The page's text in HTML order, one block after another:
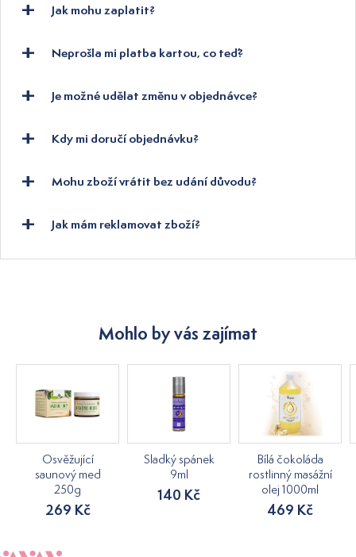
Jak mohu zaplatit?
Neprošla mi platba kartou, co teď?
Je možné udělat změnu v objednávce?
Kdy mi doručí objednávku?
Mohu zboží vrátit bez udání důvodu?
Jak mám reklamovat zboží?
Mohlo by vás zajímat
Osvěžující
saunový med
250g
269 Kč
Sladký spánek
9ml
140 Kč
Bílá čokoláda
rostlinný masážní
olej 1000ml
469 Kč